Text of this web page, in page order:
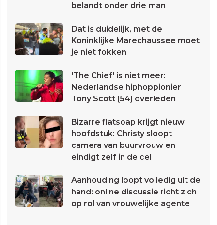
belandt onder drie man
Dat is duidelijk, met de
Koninklijke Marechaussee moet
je niet fokken
'The Chief' is niet meer:
Nederlandse hiphoppionier
Tony Scott (54) overleden
Bizarre flatsoap krijgt nieuw
hoofdstuk: Christy sloopt
camera van buurvrouw en
eindigt zelf in de cel
Aanhouding loopt volledig uit de
hand: online discussie richt zich
op rol van vrouwelijke agente